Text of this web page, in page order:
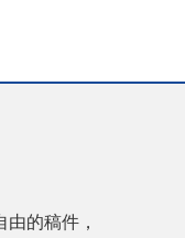
的稿件，